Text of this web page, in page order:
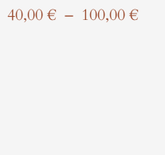
40,00€ – 100,00€Plage